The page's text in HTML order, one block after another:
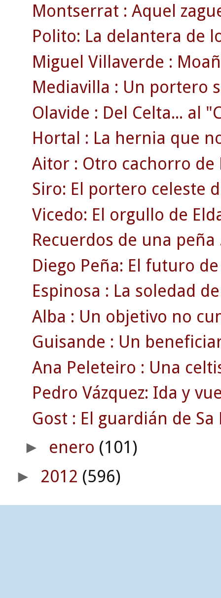
Montserrat : Aquel
Polito: La delantera de
Miguel Villaverde :
Mediavilla : Un portero
Olavide : Del Celta... al
Hortal : La hernia que
Aitor : Otro cachorro de
Siro: El portero celeste
Vicedo: El orgullo de
Recuerdos de una peña
Diego Peña: El futuro
Espinosa : La soledad
Alba : Un objetivo no
Guisande : Un
Ana Peleteiro : Una
Pedro Vázquez: Ida y
Gost : El guardián de Sa
► enero (101)
► 2012 (596)